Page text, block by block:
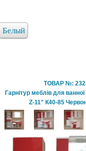
Белый
ТОВАР №:
Гарнітур меблів для
Z-11" К40-85